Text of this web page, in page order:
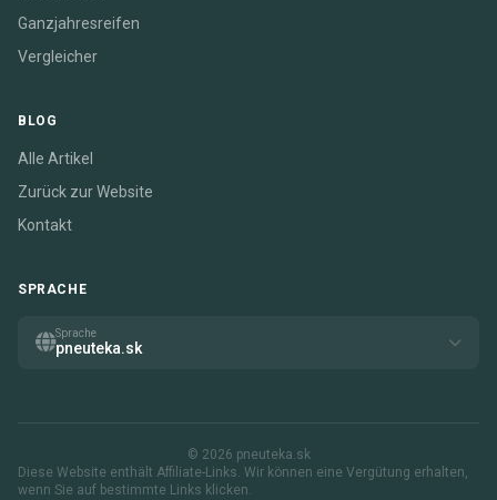
Ganzjahresreifen
Vergleicher
BLOG
Alle Artikel
Zurück zur Website
Kontakt
SPRACHE
Sprache
pneuteka.sk
© 2026 pneuteka.sk
Diese Website enthält Affiliate-Links. Wir können eine Vergütung erhalten,
wenn Sie auf bestimmte Links klicken.